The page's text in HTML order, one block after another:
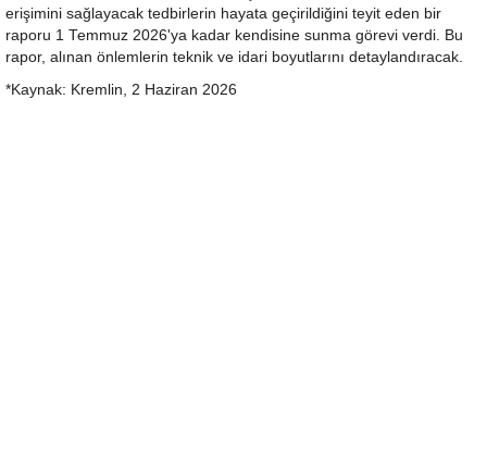
erişimini sağlayacak tedbirlerin hayata geçirildiğini teyit eden bir
raporu 1 Temmuz 2026'ya kadar kendisine sunma görevi verdi. Bu
rapor, alınan önlemlerin teknik ve idari boyutlarını detaylandıracak.
*Kaynak: Kremlin, 2 Haziran 2026